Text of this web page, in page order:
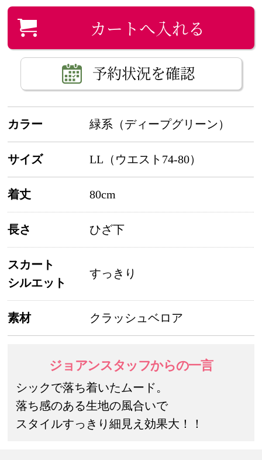
カートへ入れる
予約状況を確認
カラー 緑系（ディープグリーン）
サイズ LL（ウエスト74-80）
着丈 80cm
長さ ひざ下
スカート
シルエット
すっきり
素材 クラッシュベロア
ジョアンスタッフからの一言
シックで落ち着いたムード。
落ち感のある生地の風合いで
スタイルすっきり細見え効果大！！